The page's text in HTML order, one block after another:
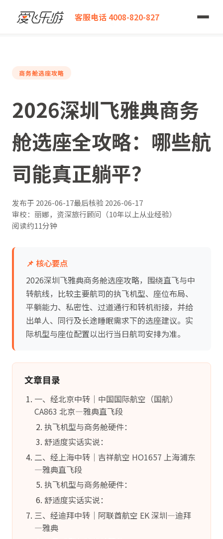
客服电话 4008-820-827
爱飞乐游
2026深圳飞雅典商务舱选座全攻略：哪些航司能真正躺平？
商务舱选座攻略
2026深圳飞雅典商务
舱选座全攻略：哪些航
司能真正躺平？
发布于 2026-06-17最后核验2026-06-17
审校：丽娜，资深旅行顾问（10年以上从业经验）
阅读约11分钟
📌 核心要点
2026深圳飞雅典商务舱选座攻略，围绕直飞与中
转航线，比较主要航司的执飞机型、座位布局、
平躺能力、私密性、过道通行和转机衔接，并给
出单人、同行及长途睡眠需求下的选座建议。实
际机型与座位配置以出行当日航司安排为准。
文章目录
一、经北京中转｜中国国际航空（国航）
CA863 北京—雅典直飞段
执飞机型与商务舱硬件：
舒适度实话实说：
二、经上海中转｜吉祥航空 HO1657 上海浦东
—雅典直飞段
执飞机型与商务舱硬件：
舒适度实话实说：
三、经迪拜中转｜阿联酋航空 EK 深圳—迪拜
—雅典